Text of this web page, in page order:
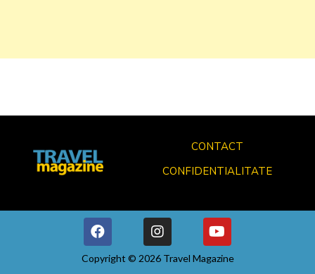
CONTACT
CONFIDENTIALITATE
Copyright © 2026 Travel Magazine